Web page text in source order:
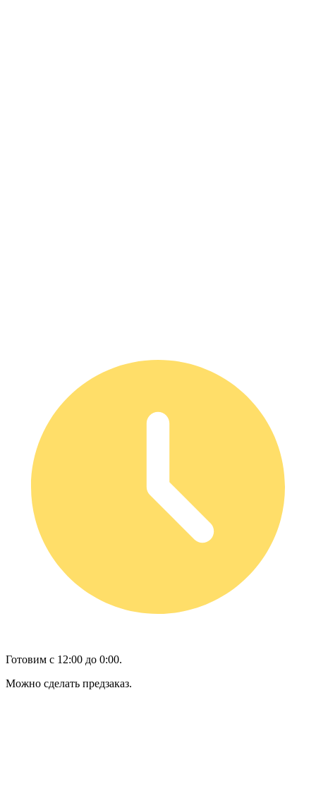
Готовим с 12:00 до 0:00.
Можно сделать предзаказ.